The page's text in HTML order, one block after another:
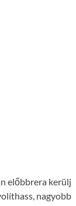
előbbrera kerülj
nagyobb